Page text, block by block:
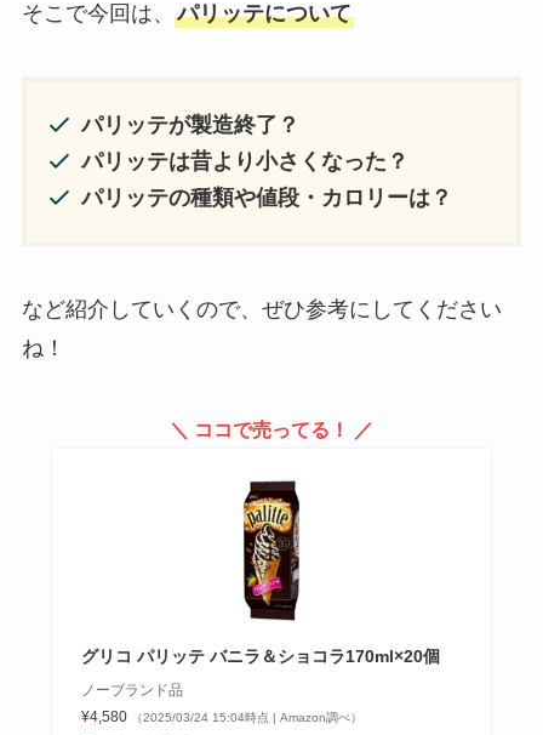
そこで今回は、 パリッテについて
パリッテが製造終了？
パリッテは昔より小さくなった？
パリッテの種類や値段・カロリーは？
など紹介していくので、ぜひ参考にしてください
ね！
＼ ココで売ってる！ ／
グリコ パリッテ バニラ＆ショコラ170ml×20個
ノーブランド品
¥4,580
（2025/03/24 15:04時点 | Amazon調べ）